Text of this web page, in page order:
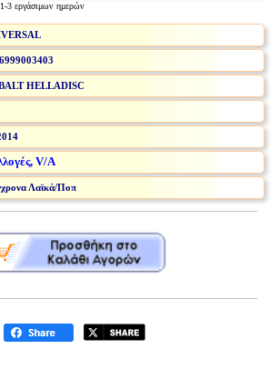
3 εργάσιμων ημερών
HELLADISC
V/A
Λαϊκά/Ποπ